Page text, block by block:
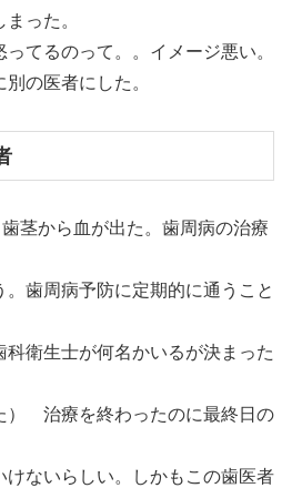
った。
てるのって。。イメージ悪い。
の医者にした。
茎から血が出た。歯周病の治療
歯周病予防に定期的に通うこと
衛生士が何名かいるが決まった
） 治療を終わったのに最終日の
けないらしい。しかもこの歯医者